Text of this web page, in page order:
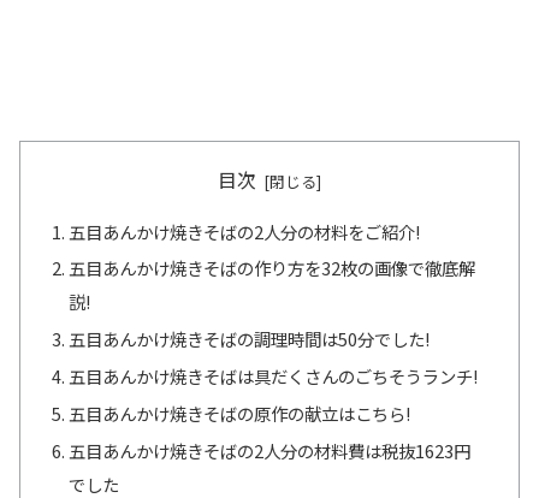
目次
五目あんかけ焼きそばの2人分の材料をご紹介!
五目あんかけ焼きそばの作り方を32枚の画像で徹底解
説!
五目あんかけ焼きそばの調理時間は50分でした!
五目あんかけ焼きそばは具だくさんのごちそうランチ!
五目あんかけ焼きそばの原作の献立はこちら!
五目あんかけ焼きそばの2人分の材料費は税抜1623円
でした